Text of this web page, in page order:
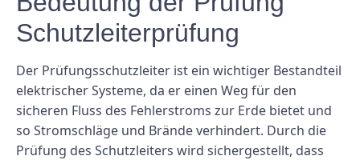
Schutzleiterprüfung
Der Prüfungsschutzleiter ist ein wichtiger Bestandteil
elektrischer Systeme, da er einen Weg für den
sicheren Fluss des Fehlerstroms zur Erde bietet und
so Stromschläge und Brände verhindert. Durch die
Prüfung des Schutzleiters wird sichergestellt, dass